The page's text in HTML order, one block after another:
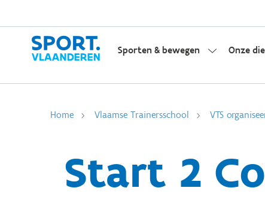
Sporten & bewegen Onze
Home Vlaamse Trainersschool VTS
Start 2